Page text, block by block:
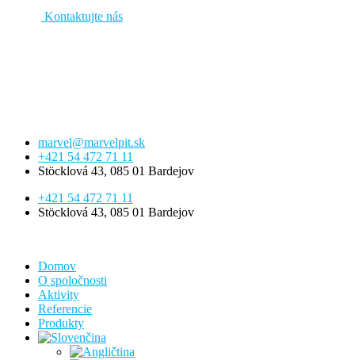
Kontaktujte nás
marvel@marvelpit.sk
+421 54 472 71 11
Stöcklová 43, 085 01 Bardejov
+421 54 472 71 11
Stöcklová 43, 085 01 Bardejov
Domov
O spoločnosti
Aktivity
Referencie
Produkty